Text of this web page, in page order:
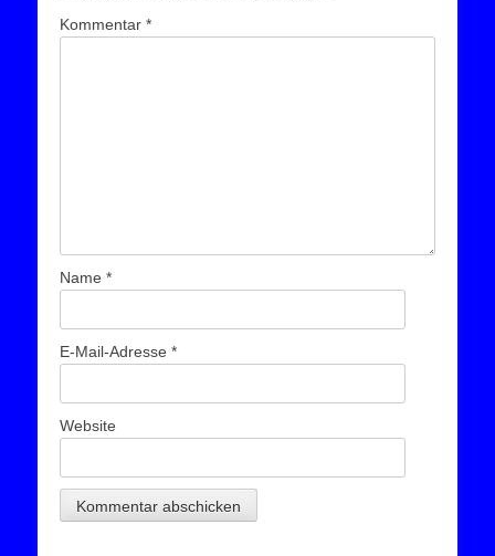
Kommentar *
Name *
E-Mail-Adresse *
Website